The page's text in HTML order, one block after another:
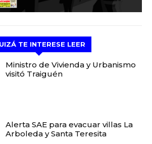
TE INTERESE LEER
Ministro de Vivienda y Urbanismo
visitó Traiguén
Alerta SAE para evacuar villas La
Arboleda y Santa Teresita